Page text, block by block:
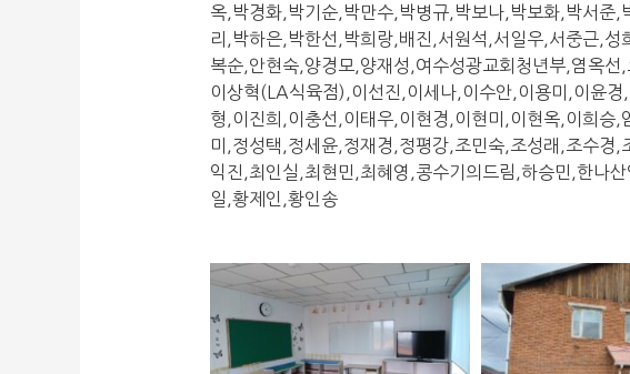
옥,박경화,박기순,박만수,박병규,박보나,박보화,박서준
리,박하은,박한선,박희랑,배진,서원석,서일우,서중근,
복순,안현숙,양경모,양재성,여수성광교회청년부,염옥
이상혁(LA식육점),이선진,이세나,이수안,이용미,이윤
형,이진희,이충선,이태우,이현경,이현미,이현옥,이희승
미,정성택,정세윤,정재경,정평강,조민숙,조성래,조수경
익진,최인실,최현민,최혜영,콩수기의드림,하승민,한나
일,황제인,황인송